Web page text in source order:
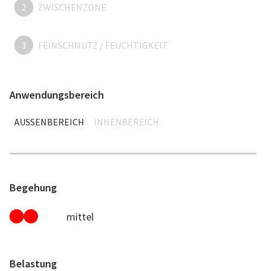
2 ZWISCHENZONE
3 FEINSCHMUTZ / FEUCHTIGKEIT
Anwendungsbereich
AUSSENBEREICH INNENBEREICH
Begehung
mittel
Belastung